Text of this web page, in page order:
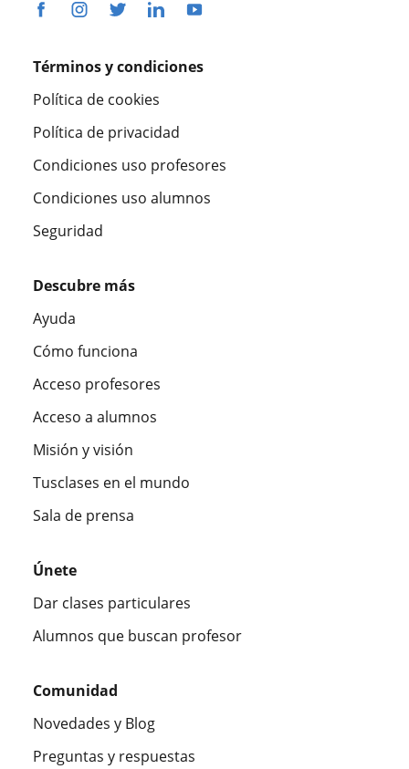
Términos y condiciones
Política de cookies
Política de privacidad
Condiciones uso profesores
Condiciones uso alumnos
Seguridad
Descubre más
Ayuda
Cómo funciona
Acceso profesores
Acceso a alumnos
Misión y visión
Tusclases en el mundo
Sala de prensa
Únete
Dar clases particulares
Alumnos que buscan profesor
Comunidad
Novedades y Blog
Preguntas y respuestas